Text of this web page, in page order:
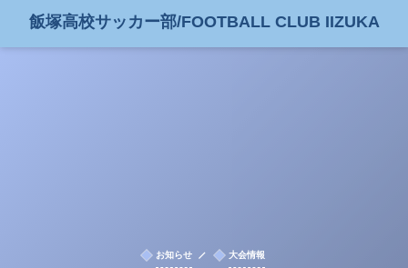
飯塚高校サッカー部/FOOTBALL CLUB IIZUKA
お知らせ 大会情報